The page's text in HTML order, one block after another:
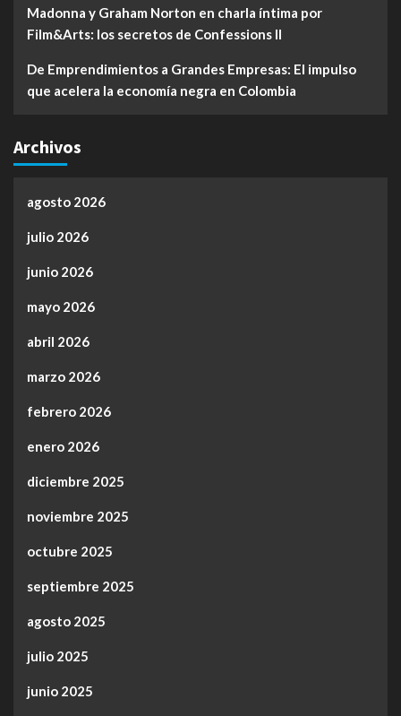
Madonna y Graham Norton en charla íntima por
Film&Arts: los secretos de Confessions II
De Emprendimientos a Grandes Empresas: El impulso
que acelera la economía negra en Colombia
Archivos
agosto 2026
julio 2026
junio 2026
mayo 2026
abril 2026
marzo 2026
febrero 2026
enero 2026
diciembre 2025
noviembre 2025
octubre 2025
septiembre 2025
agosto 2025
julio 2025
junio 2025